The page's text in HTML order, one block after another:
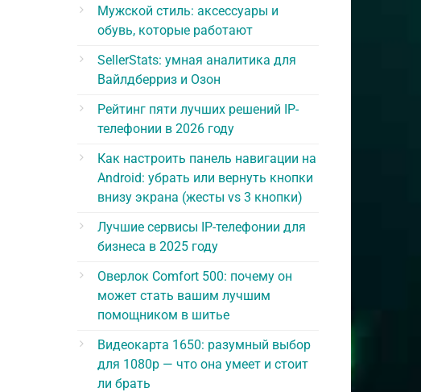
Мужской стиль: аксессуары и
обувь, которые работают
SellerStats: умная аналитика для
Вайлдберриз и Озон
Рейтинг пяти лучших решений IP-
телефонии в 2026 году
Как настроить панель навигации на
Android: убрать или вернуть кнопки
внизу экрана (жесты vs 3 кнопки)
Лучшие сервисы IP-телефонии для
бизнеса в 2025 году
Оверлок Comfort 500: почему он
может стать вашим лучшим
помощником в шитье
Видеокарта 1650: разумный выбор
для 1080p — что она умеет и стоит
ли брать